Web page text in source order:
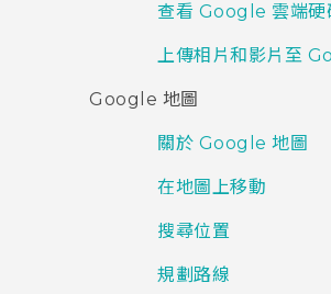
查看 Google 雲端硬
上傳相片和影片至
Google 地圖
關於 Google 地圖
在地圖上移動
搜尋位置
規劃路線